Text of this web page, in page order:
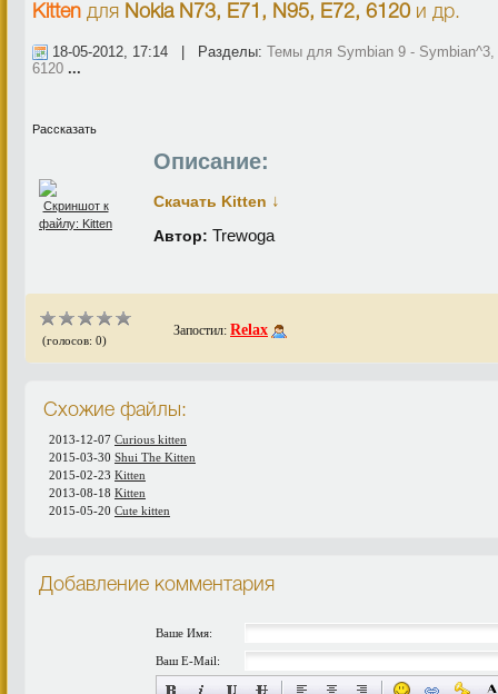
Kitten для Nokia N73, E71, N95, E72, 6120и др.
18-05-2012, 17:14 | Разделы: Темы для Symbian 9 - Symbian^3,
6120 ...
Рассказать
Описание:
Скачать Kitten ↓
Автор: Trewoga
(голосов: 0)
Запостил: Relax
Схожие файлы:
2013-12-07 Curious kitten
2015-03-30 Shui The Kitten
2015-02-23 Kitten
2013-08-18 Kitten
2015-05-20 Cute kitten
Добавление комментария
Ваше Имя:
Ваш E-Mail: